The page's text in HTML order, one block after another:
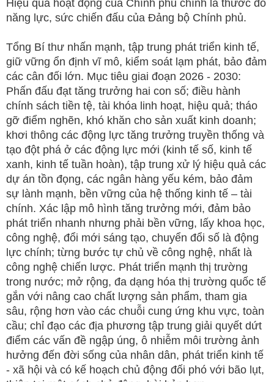
Hiệu quả hoạt động của Chính phủ chính là thước đo
năng lực, sức chiến đấu của Đảng bộ Chính phủ.
Tổng Bí thư nhấn mạnh, tập trung phát triển kinh tế,
giữ vững ổn định vĩ mô, kiểm soát lạm phát, bảo đảm
các cân đối lớn. Mục tiêu giai đoạn 2026 - 2030:
Phấn đấu đạt tăng trưởng hai con số; điều hành
chính sách tiền tệ, tài khóa linh hoạt, hiệu quả; tháo
gỡ điểm nghẽn, khó khăn cho sản xuất kinh doanh;
khơi thông các động lực tăng trưởng truyền thống và
tạo đột phá ở các động lực mới (kinh tế số, kinh tế
xanh, kinh tế tuần hoàn), tập trung xử lý hiệu quả các
dự án tồn đọng, các ngân hàng yếu kém, bảo đảm
sự lành mạnh, bền vững của hệ thống kinh tế – tài
chính. Xác lập mô hình tăng trưởng mới, đảm bảo
phát triển nhanh nhưng phải bền vững, lấy khoa học,
công nghệ, đổi mới sáng tạo, chuyển đổi số là động
lực chính; từng bước tự chủ về công nghệ, nhất là
công nghệ chiến lược. Phát triển mạnh thị trường
trong nước; mở rộng, đa dạng hóa thị trường quốc tế
gắn với nâng cao chất lượng sản phẩm, tham gia
sâu, rộng hơn vào các chuỗi cung ứng khu vực, toàn
cầu; chỉ đạo các địa phương tập trung giải quyết dứt
điểm các vấn đề ngập úng, ô nhiễm môi trường ảnh
hưởng đến đời sống của nhân dân, phát triển kinh tế
- xã hội và có kế hoạch chủ động đối phó với bão lụt,